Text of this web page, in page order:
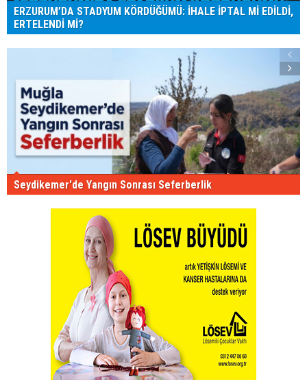
ERZURUM’DA STADYUM KÖRDÜĞÜMÜ: İHALE İPTAL Mİ EDİLDİ,
ERTELENDİ Mİ?
Seydikemer'de Yangın Sonrası Seferberlik